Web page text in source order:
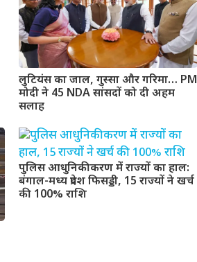
लुटियंस का जाल, गुस्सा और गरिमा… PM
मोदी ने 45 NDA सांसदों को दी अहम
सलाह
पुलिस आधुनिकीकरण में राज्यों का हाल:
बंगाल-मध्य प्रदेश फिसड्डी, 15 राज्यों ने खर्च
की 100% राशि